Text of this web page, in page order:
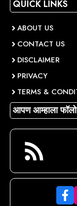
QUICK LINKS
ABOUT US
CONTACT US
DISCLAIMER
PRIVACY
TERMS &
आपण आम्हाला